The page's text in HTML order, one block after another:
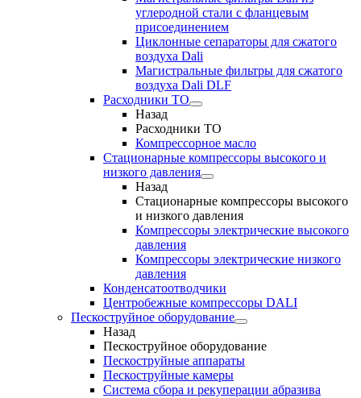
углеродной стали с фланцевым
присоединением
Циклонные сепараторы для сжатого
воздуха Dali
Магистральные фильтры для сжатого
воздуха Dali DLF
Расходники ТО
Назад
Расходники ТО
Компрессорное масло
Стационарные компрессоры высокого и
низкого давления
Назад
Стационарные компрессоры высокого
и низкого давления
Компрессоры электрические высокого
давления
Компрессоры электрические низкого
давления
Конденсатоотводчики
Центробежные компрессоры DALI
Пескоструйное оборудование
Назад
Пескоструйное оборудование
Пескоструйные аппараты
Пескоструйные камеры
Система сбора и рекуперации абразива